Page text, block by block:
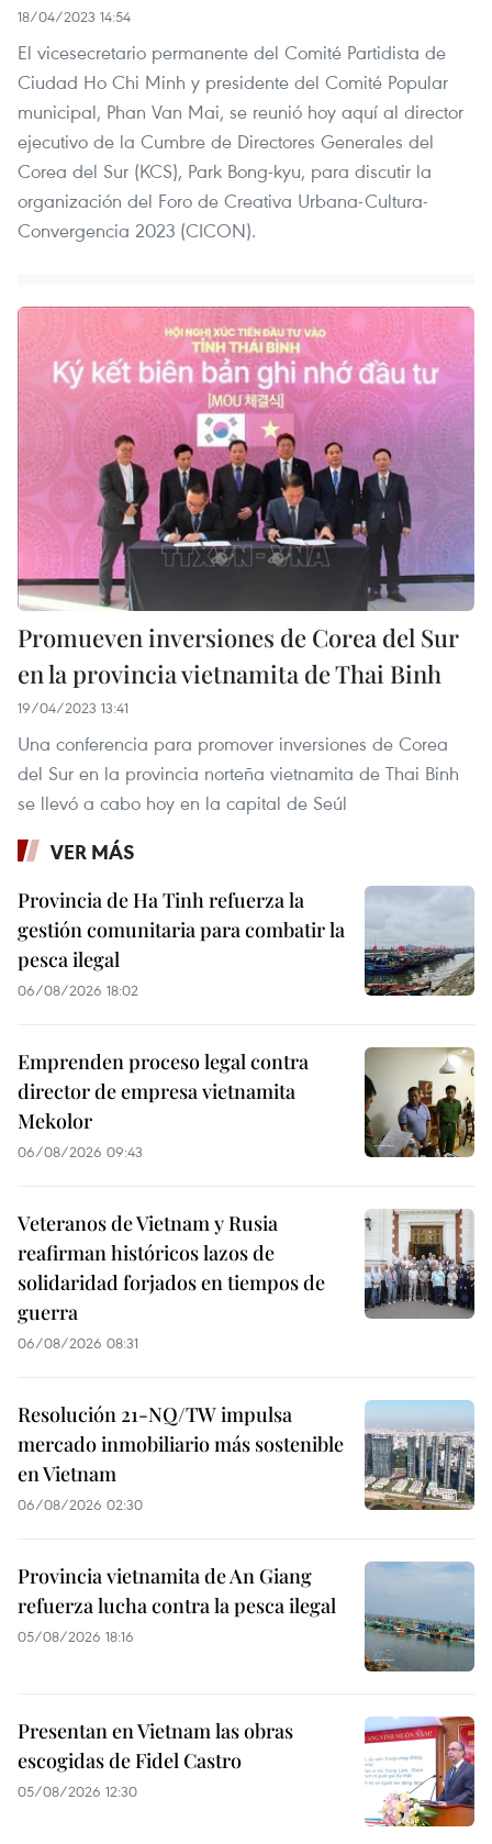
18/04/2023 14:54
El vicesecretario permanente del Comité Partidista de
Ciudad Ho Chi Minh y presidente del Comité Popular
municipal, Phan Van Mai, se reunió hoy aquí al director
ejecutivo de la Cumbre de Directores Generales del
Corea del Sur (KCS), Park Bong-kyu, para discutir la
organización del Foro de Creativa Urbana-Cultura-
Convergencia 2023 (CICON).
Promueven inversiones de Corea del Sur
en la provincia vietnamita de Thai Binh
19/04/2023 13:41
Una conferencia para promover inversiones de Corea
del Sur en la provincia norteña vietnamita de Thai Binh
se llevó a cabo hoy en la capital de Seúl
VER MÁS
Provincia de Ha Tinh refuerza la
gestión comunitaria para combatir la
pesca ilegal
06/08/2026 18:02
Emprenden proceso legal contra
director de empresa vietnamita
Mekolor
06/08/2026 09:43
Veteranos de Vietnam y Rusia
reafirman históricos lazos de
solidaridad forjados en tiempos de
guerra
06/08/2026 08:31
Resolución 21-NQ/TW impulsa
mercado inmobiliario más sostenible
en Vietnam
06/08/2026 02:30
Provincia vietnamita de An Giang
refuerza lucha contra la pesca ilegal
05/08/2026 18:16
Presentan en Vietnam las obras
escogidas de Fidel Castro
05/08/2026 12:30